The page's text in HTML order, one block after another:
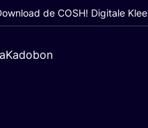
de COSH! Digitale
Kadobon